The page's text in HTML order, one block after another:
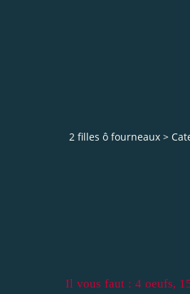
2 filles ô fourneaux >
Il vous faut : 4 oeufs,